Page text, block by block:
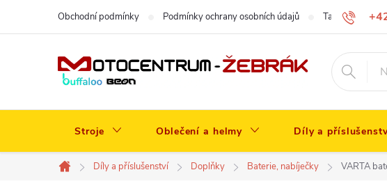
Obchodní podmínky Podmínky ochrany osobních údajů Tabulka
Stroje Oblečení a helmy Díly a
Domů
Díly a příslušenství Doplňky Baterie, nabíječky VARTA